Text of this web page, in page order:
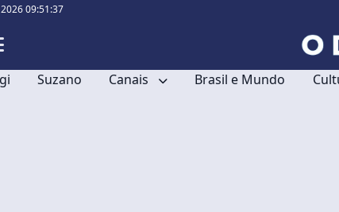
09:51:39
Suzano Canais Brasil e Mundo